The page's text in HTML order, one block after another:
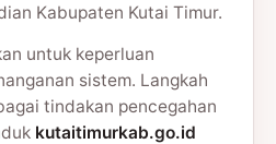
Kabupaten Kutai Timur.
untuk keperluan
sistem. Langkah
tindakan pencegahan
kutaitimurkab.go.id